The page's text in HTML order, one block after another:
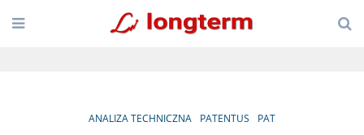
ANALIZA TECHNICZNA PATENTUS PAT